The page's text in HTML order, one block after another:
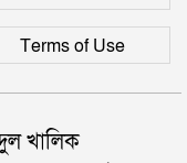
Terms of Use
খালিক